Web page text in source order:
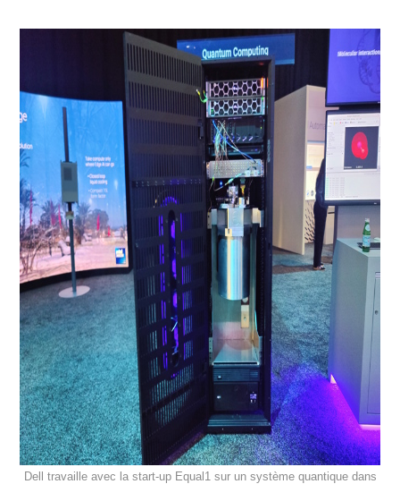
Dell travaille avec la start-up Equal1 sur un système quantique dans